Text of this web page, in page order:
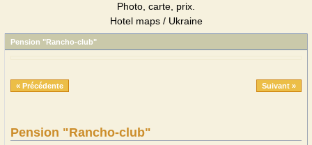
Photo, carte, prix.
Hotel maps / Ukraine
Pension "Rancho-club"
« Précédente Suivant »
Pension "Rancho-club"